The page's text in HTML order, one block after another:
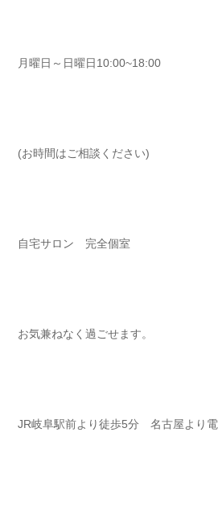
月曜日～日曜日10:00~18:00⁡⁡⁡⁡
(お時間はご相談ください)⁡⁡⁡⁡
自宅サロン 完全個室 ⁡⁡⁡⁡
お気兼ねなく過ごせます⁡⁡⁡⁡。
JR岐阜駅前より徒歩5分 名古屋より